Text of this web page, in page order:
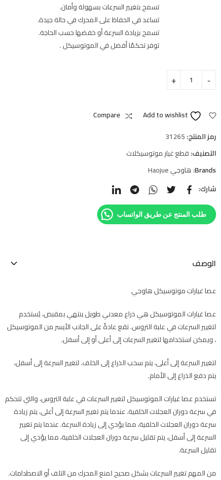
تسمح بتغيير السرعات بسهولة وأمان.
تساعد في الحفاظ على المحرك في حالة جيدة.
تسمح بزيادة السرعة أو خفضها حسب الحاجة.
توفر تحكمًا أفضل في الموتوسيكل .
Add to wishlist
Compare
رمز المنتج:31265
التصنيف:قطع غيار موتوسيكلات
Brands: هاوجي Haojue
شارك:
طلب المنتج عن طريق الواتساب
الوصف
عصا غيارات موتوسيكل هاوجي
عصا غيارات الموتوسيكل هي ذراع معدني طويل ينتهي بمقبض، يُستخدم
لتغيير السرعات في علبة التروس. تقع عادةً على الجانب الأيسر من الموتوسيكل
، ويمكن استخدامها لتغيير السرعات إلى أعلى أو إلى أسفل.
لتغيير السرعة إلى أعلى، يتم سحب الذراع إلى الخلف. لتغيير السرعة إلى أسفل،
يتم دفع الذراع إلى الأمام.
تستخدم عصا غيارات الموتوسيكل لتغيير السرعات في علبة التروس، والتي تتحكم
في سرعة دوران العجلات الخلفية. عندما يتم تغيير السرعة إلى أعلى، يتم زيادة
سرعة دوران العجلات الخلفية، مما يؤدي إلى زيادة السرعة. عندما يتم تغيير
السرعة إلى أسفل، يتم تقليل سرعة دوران العجلات الخلفية، مما يؤدي إلى
تقليل السرعة.
من المهم تغيير السرعات بشكل صحيح لمنع المحرك من التلف أو الاصطدامات.